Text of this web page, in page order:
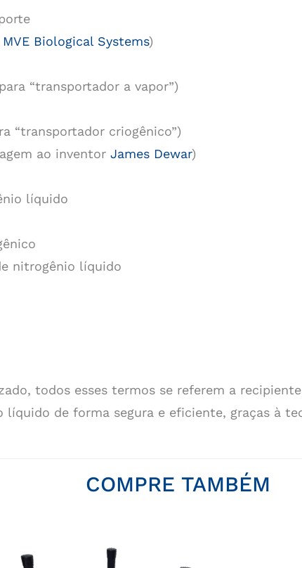
MVE Biological Systems)
“transportador a vapor”)
“transportador criogênico”)
ao inventor James Dewar)
líquido
nitrogênio líquido
todos esses termos se referem a
de forma segura e eficiente, graças à
COMPRE TAMBÉM